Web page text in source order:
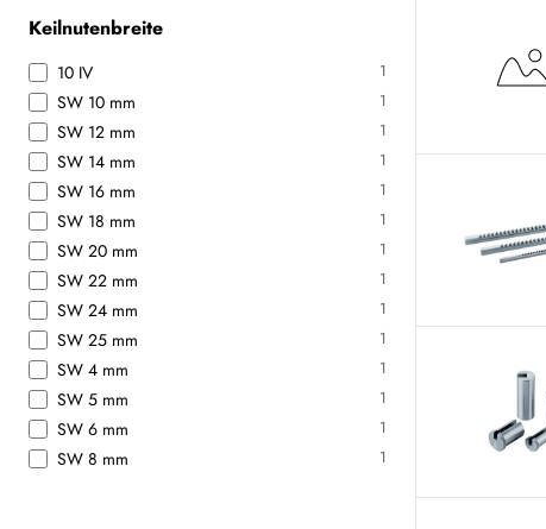
Keilnutenbreite
10 IV 1
SW 10 mm 1
SW 12 mm 1
SW 14 mm 1
SW 16 mm 1
SW 18 mm 1
SW 20 mm 1
SW 22 mm 1
SW 24 mm 1
SW 25 mm 1
SW 4 mm 1
SW 5 mm 1
SW 6 mm 1
SW 8 mm 1